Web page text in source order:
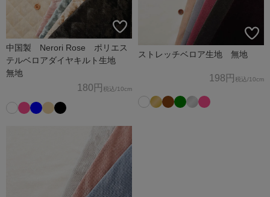
中国製 Nerori Rose ポリエス
テルベロアダイヤキルト生地
無地
180円 税込/10cm
ストレッチベロア生地 無地
198円 税込/10cm